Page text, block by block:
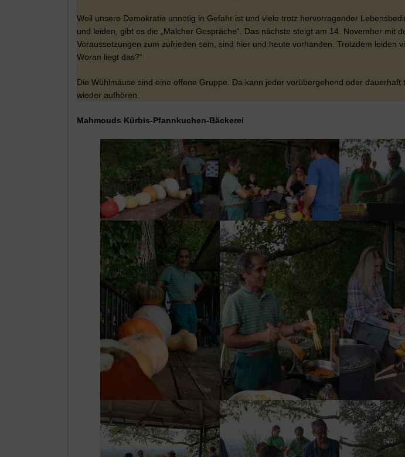
Weil unsere Demokratie unnötig in Gefahr ist und viele trotz hervorragender
und leiden, gibt es die „Malcher Gespräche“. Das nächste steigt am 14. November mit
Voraussetzungen zum zufrieden sein, sind hier und heute vorhanden. Trotzdem leiden
Woran liegt das?“
Die Wühlmäuse sind eine offene Gruppe. Da kann jeder vorübergehend oder dauerhaft
wieder aufhören.
Mahmouds Kürbis-Pfannkuchen-Bäckerei